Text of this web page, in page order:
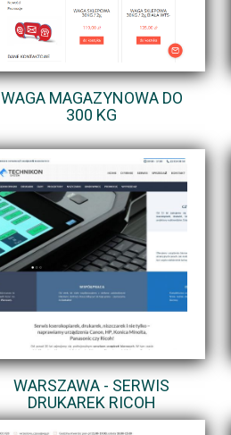
WAGA MAGAZYNOWA DO
300 KG
WARSZAWA - SERWIS
DRUKAREK RICOH